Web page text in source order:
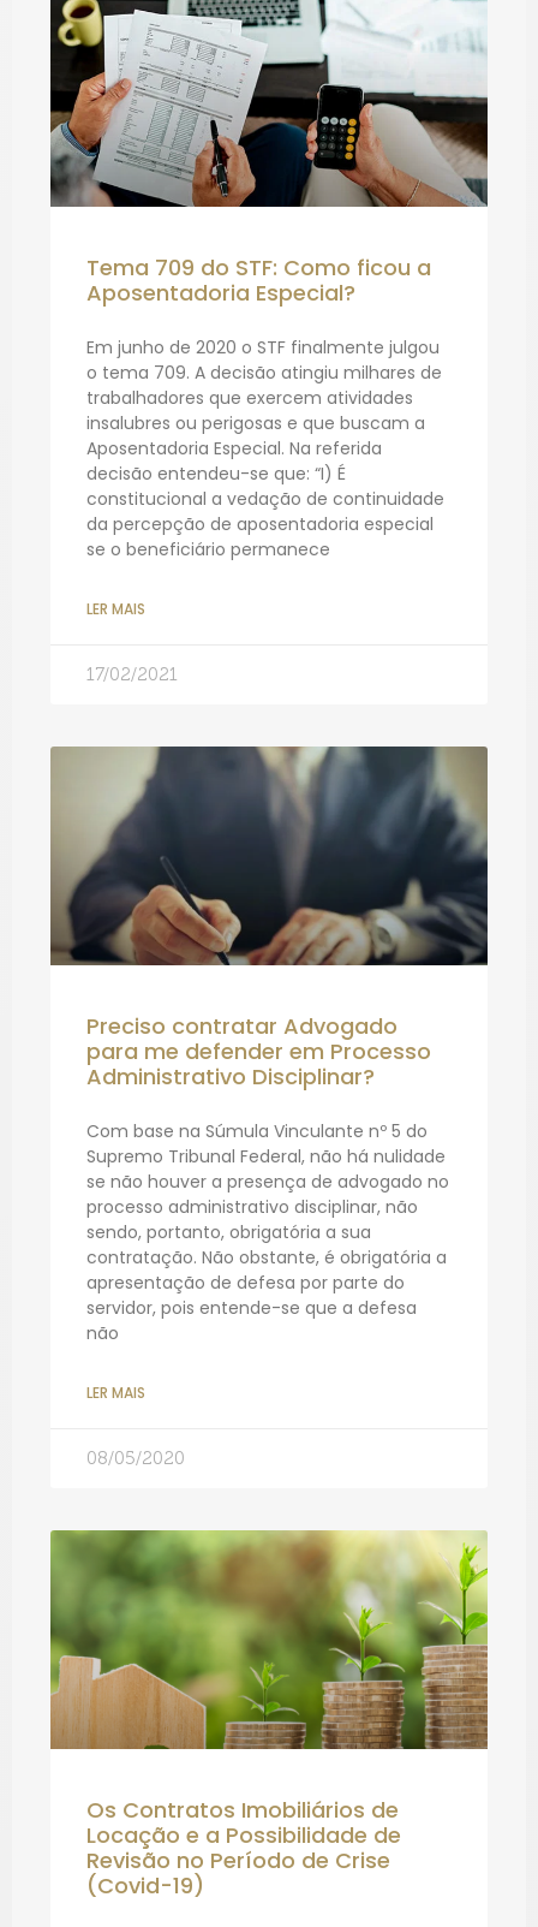
Tema 709 do STF: Como ficou a
Aposentadoria Especial?
Em junho de 2020 o STF finalmente julgou
o tema 709. A decisão atingiu milhares de
trabalhadores que exercem atividades
insalubres ou perigosas e que buscam a
Aposentadoria Especial. Na referida
decisão entendeu-se que: “I) É
constitucional a vedação de continuidade
da percepção de aposentadoria especial
se o beneficiário permanece
LER MAIS
17/02/2021
Preciso contratar Advogado
para me defender em Processo
Administrativo Disciplinar?
Com base na Súmula Vinculante nº 5 do
Supremo Tribunal Federal, não há nulidade
se não houver a presença de advogado no
processo administrativo disciplinar, não
sendo, portanto, obrigatória a sua
contratação. Não obstante, é obrigatória a
apresentação de defesa por parte do
servidor, pois entende-se que a defesa
não
LER MAIS
08/05/2020
Os Contratos Imobiliários de
Locação e a Possibilidade de
Revisão no Período de Crise
(Covid-19)